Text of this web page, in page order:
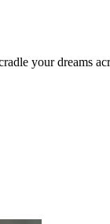
your dreams